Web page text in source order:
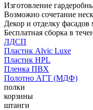
Изготовление
Возможно сочетание
Декор и отделку
Бесплатная сборка в
ЛДСП
Пластик Alvic Luxe
Пластик HPL
Пленка ПВХ
Полотно АГТ (МДФ)
полки
корзины
штанги